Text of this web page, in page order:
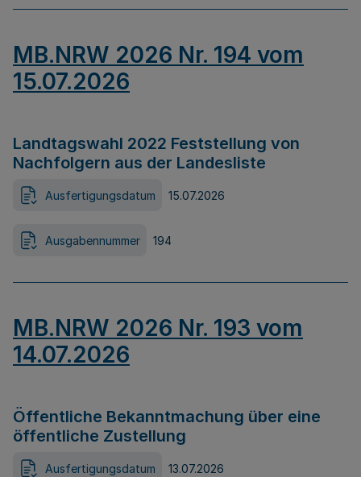
MB.NRW 2026 Nr. 194 vom
15.07.2026
Landtagswahl 2022 Feststellung von
Nachfolgern aus der Landesliste
Ausfertigungsdatum 15.07.2026
Ausgabennummer 194
MB.NRW 2026 Nr. 193 vom
14.07.2026
Öffentliche Bekanntmachung über eine
öffentliche Zustellung
Ausfertigungsdatum 13.07.2026